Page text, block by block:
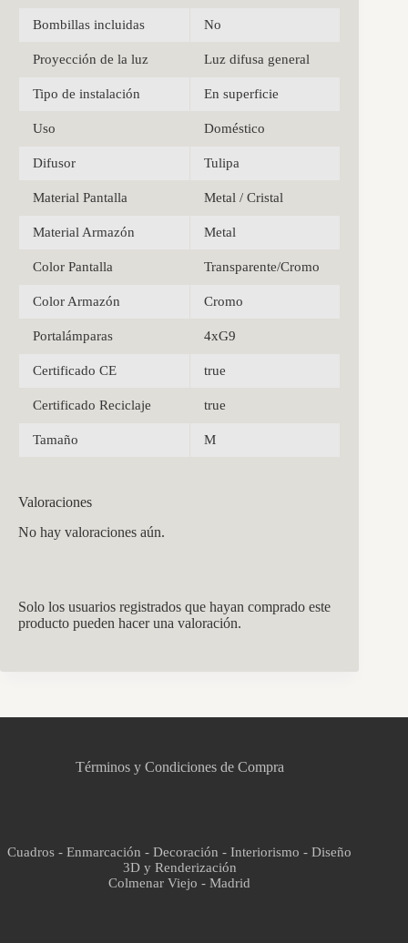
Bombillas incluidas No
Proyección de la luz Luz difusa general
Tipo de instalación En superficie
Uso Doméstico
Difusor Tulipa
Material Pantalla Metal / Cristal
Material Armazón Metal
Color Pantalla Transparente/Cromo
Color Armazón Cromo
Portalámparas 4xG9
Certificado CE true
Certificado Reciclaje true
Tamaño M
Valoraciones
No hay valoraciones aún.
Solo los usuarios registrados que hayan comprado este
producto pueden hacer una valoración.
Términos y Condiciones de Compra
Cuadros - Enmarcación - Decoración - Interiorismo - Diseño
3D y Renderización
Colmenar Viejo - Madrid
Asistente virtual · En línea